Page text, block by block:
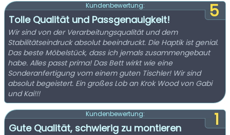
5
Kundenbewertung:
Tolle Qualität und Passgenauigkeit!
Wir sind von der Verarbeitungsqualität und dem
Stabilitätseindruck absolut beeindruckt. Die Haptik ist genial.
Das beste Möbelstück, dass ich jemals zusammengebaut
habe. Alles passt prima! Das Bett wirkt wie eine
Sonderanfertigung vom einem guten Tischler! Wir sind
absolut begeistert. Ein großes Lob an Krok Wood von Gabi
und Kai!!!
1
Kundenbewertung:
Gute Qualität, schwierig zu montieren